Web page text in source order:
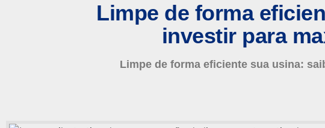
Limpe de forma
investir para
Limpe de forma eficiente sua usina: